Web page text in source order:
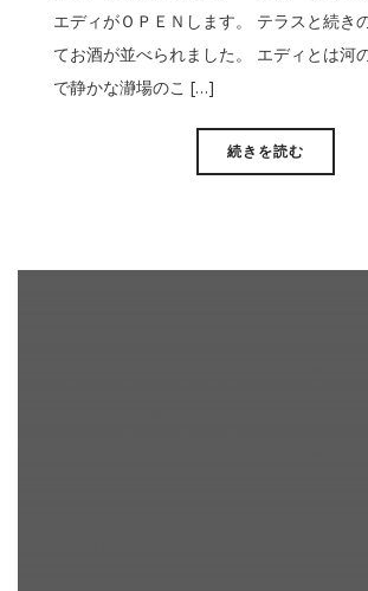
エディがＯＰＥＮします。 テラスと続き
てお酒が並べられました。 エディとは河
で静かな瀞場のこ […]
続きを読む